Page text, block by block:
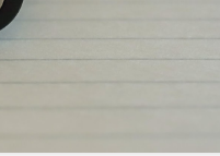
je cite :
» en allemand, pour
vieil instrument